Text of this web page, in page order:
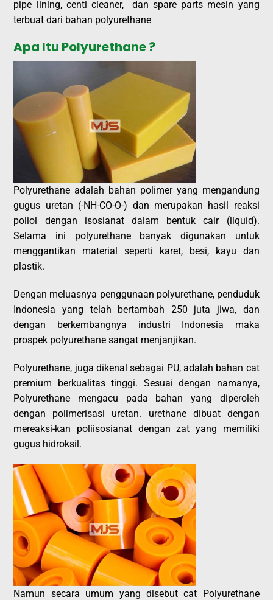
pipe lining, centi cleaner, dan spare parts mesin yang
terbuat dari bahan polyurethane
Apa Itu Polyurethane ?
Polyurethane adalah bahan polimer yang mengandung
gugus uretan (-NH-CO-O-) dan merupakan hasil reaksi
poliol dengan isosianat dalam bentuk cair (liquid).
Selama ini polyurethane banyak digunakan untuk
menggantikan material seperti karet, besi, kayu dan
plastik.
Dengan meluasnya penggunaan polyurethane, penduduk
Indonesia yang telah bertambah 250 juta jiwa, dan
dengan berkembangnya industri Indonesia maka
prospek polyurethane sangat menjanjikan.
Polyurethane, juga dikenal sebagai PU, adalah bahan cat
premium berkualitas tinggi. Sesuai dengan namanya,
Polyurethane mengacu pada bahan yang diperoleh
dengan polimerisasi uretan. urethane dibuat dengan
mereaksi-kan poliisosianat dengan zat yang memiliki
gugus hidroksil.
Namun secara umum yang disebut cat Polyurethane